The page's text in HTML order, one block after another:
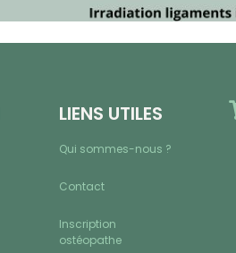
LIENS UTILES
Qui sommes-nous ?
Contact
Inscription
ostéopathe